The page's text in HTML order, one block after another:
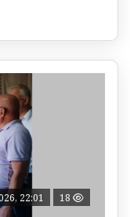
22:01 18